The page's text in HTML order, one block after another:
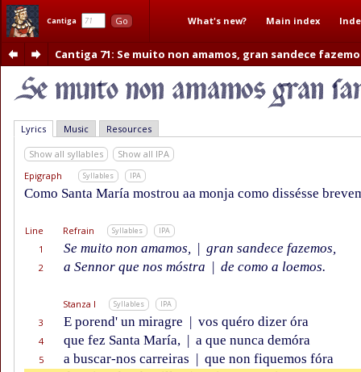
Cantiga Go What's new? Main index
Cantiga 71: Se muito non amamos, gran sandece
Lyrics Music Resources
Show all syllables
Show all IPA
Epigraph
Syllables IPA
Como Santa María mostrou aa monja como dissésse
Line Refrain Syllables IPA
1 Se muito non amamos, | gran sandece fazemos,
2 a Sennor que nos móstra | de como a loemos.
Stanza I Syllables IPA
3 E porend' un miragre | vos quéro dizer óra
4 que fez Santa María, | a que nunca demóra
5 a buscar-nos carreiras | que non fiquemos fóra